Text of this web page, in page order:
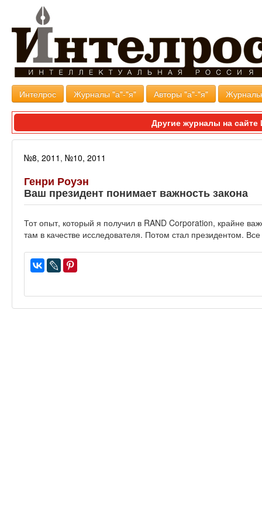
Интелрос Журналы "а"-"я" Авторы "а"-"я"
Другие журналы на
№8, 2011 , №10, 2011
Генри Роуэн
Ваш президент понимает важность закона
Тот опыт, который я получил в RAND Corporation, крайне
там в качестве исследователя. Потом стал президентом.